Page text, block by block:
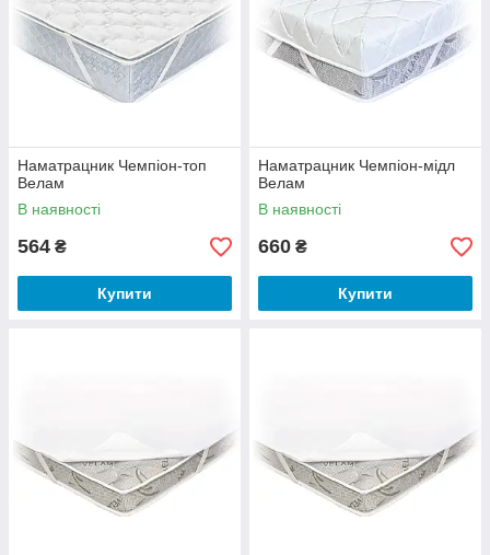
Наматрацник Чемпіон-топ
Велам
В наявності
564 ₴
Купити
Наматрацник Чемпіон-мідл
Велам
В наявності
660 ₴
Купити